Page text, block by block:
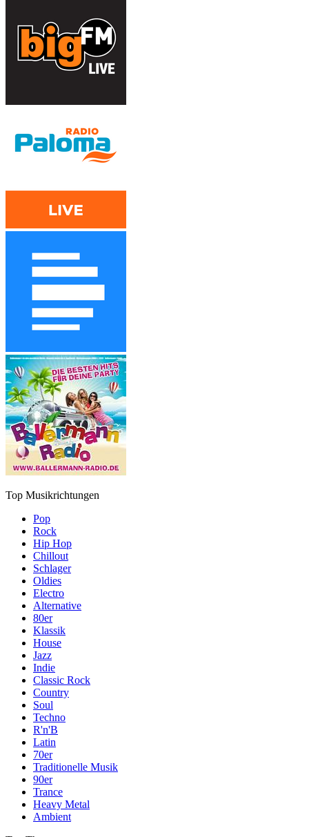
Top Musikrichtungen
Pop
Rock
Hip Hop
Chillout
Schlager
Oldies
Electro
Alternative
80er
Klassik
House
Jazz
Indie
Classic Rock
Country
Soul
Techno
R'n'B
Latin
70er
Traditionelle Musik
90er
Trance
Heavy Metal
Ambient